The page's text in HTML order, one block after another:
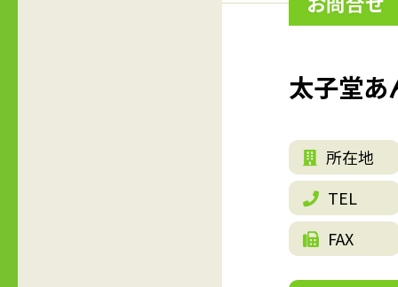
太子堂あ
所在地
TEL
FAX